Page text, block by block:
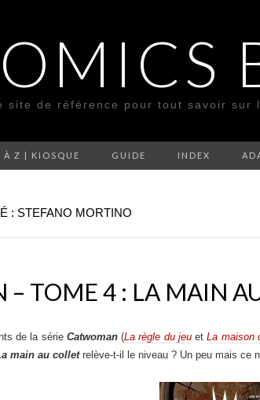
site de référence pour tout savoir sur
À Z | KIOSQUE GUIDE INDEX
: STEFANO MORTINO
TOME 4 : LA MAIN
de la sérieCatwoman(La règle du jeuetLa maison
main au colletrelève-t-il le niveau ? Un peu mais ce